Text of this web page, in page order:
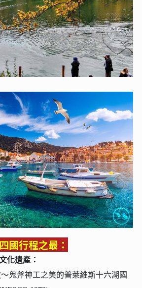
國行程之最：
化遺產：
鬼斧神工之美的普萊維斯十六湖國